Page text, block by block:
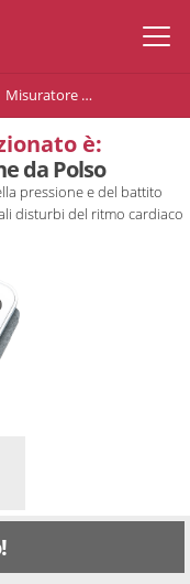
Misuratore di Pressione da Polso
è:
da Polso
pressione e del battito
disturbi del ritmo cardiaco